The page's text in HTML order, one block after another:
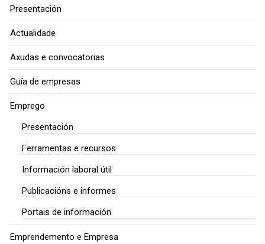
Presentación
Actualidade
Axudas e convocatorias
Guía de empresas
Emprego
Presentación
Ferramentas e recursos
Información laboral útil
Publicacións e informes
Portais de información
Emprendemento e Empresa